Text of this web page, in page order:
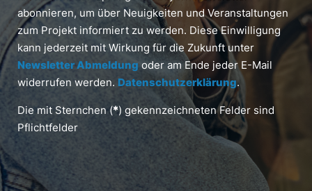
abonnieren, um über Neuigkeiten und Veranstaltungen
zum Projekt informiert zu werden. Diese Einwilligung
kann jederzeit mit Wirkung für die Zukunft unter
Newsletter Abmeldung oder am Ende jeder E-Mail
widerrufen werden. Datenschutzerklärung.
Die mit Sternchen (*) gekennzeichneten Felder sind
Pflichtfelder